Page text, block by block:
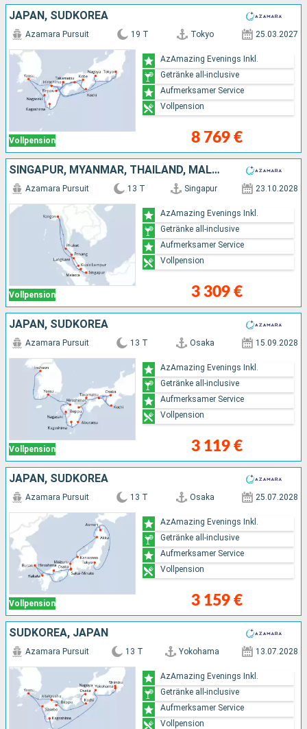
JAPAN, SÜDKOREA
Vollpension
Azamara Pursuit 19 T Tokyo 25.03.2027
8 769 €
AzAmazing Evenings Inkl.
Getränke all-inclusive
Aufmerksamer Service
Vollpension
SINGAPUR, MYANMAR, THAILAND, MALAYSIA
Vollpension
Azamara Pursuit 13 T Singapur 23.10.2028
3 309 €
AzAmazing Evenings Inkl.
Getränke all-inclusive
Aufmerksamer Service
Vollpension
JAPAN, SÜDKOREA
Vollpension
Azamara Pursuit 13 T Osaka 15.09.2028
3 119 €
AzAmazing Evenings Inkl.
Getränke all-inclusive
Aufmerksamer Service
Vollpension
JAPAN, SÜDKOREA
Vollpension
Azamara Pursuit 13 T Osaka 25.07.2028
3 159 €
AzAmazing Evenings Inkl.
Getränke all-inclusive
Aufmerksamer Service
Vollpension
SÜDKOREA, JAPAN
Azamara Pursuit 13 T Yokohama 13.07.2028
AzAmazing Evenings Inkl.
Getränke all-inclusive
Aufmerksamer Service
Vollpension